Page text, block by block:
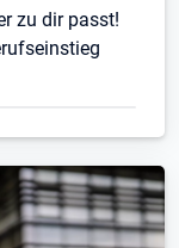
zu dir passt!